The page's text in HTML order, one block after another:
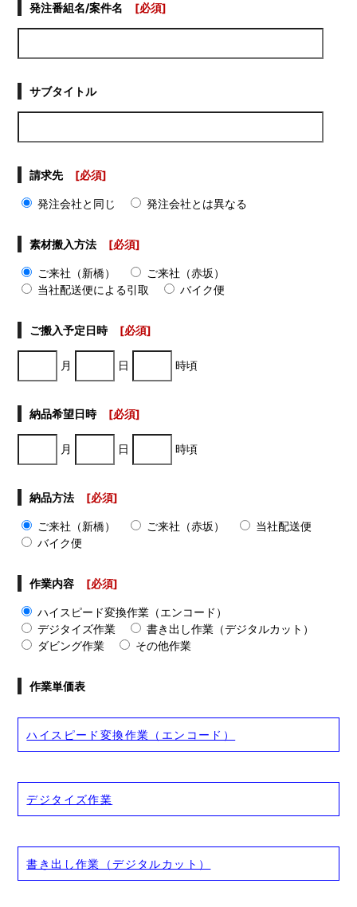
発注番組名/案件名 [必須]
サブタイトル
請求先 [必須]
発注会社と同じ 発注会社とは異なる
素材搬入方法 [必須]
ご来社（新橋）
ご来社（赤坂）
当社配送便による引取
バイク便
ご搬入予定日時 [必須]
月 日 時頃
納品希望日時 [必須]
月 日 時頃
納品方法 [必須]
ご来社（新橋） ご来社（赤坂）
当社配送便
バイク便
作業内容 [必須]
ハイスピード変換作業（エンコード）
デジタイズ作業
書き出し作業（デジタルカット）
ダビング作業
その他作業
作業単価表
ハイスピード変換作業（エンコード）
デジタイズ作業
書き出し作業（デジタルカット）